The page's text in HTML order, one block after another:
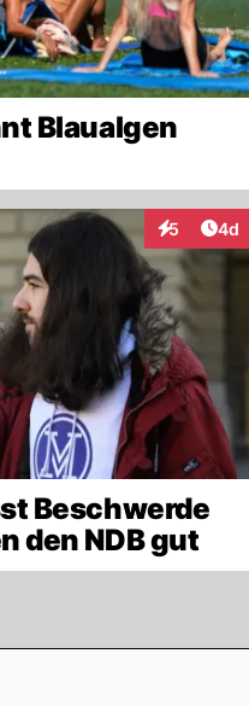
Blaualgen
5 4d
Beschwerde
den NDB gut